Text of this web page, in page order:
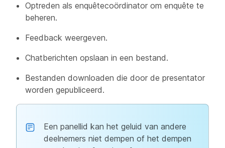
Optreden als enquêtecoördinator om enquête te
beheren.
Feedback weergeven.
Chatberichten opslaan in een bestand.
Bestanden downloaden die door de presentator
worden gepubliceerd.
Een panellid kan het geluid van andere
deelnemers niet dempen of het dempen